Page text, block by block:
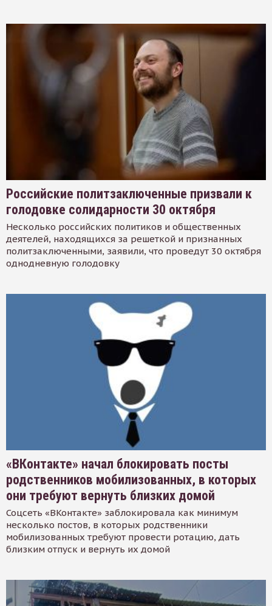
Российские политзаключенные призвали к
голодовке солидарности 30 октября
Несколько российских политиков и общественных
деятелей, находящихся за решеткой и признанных
политзаключенными, заявили, что проведут 30 октября
однодневную голодовку
«ВКонтакте» начал блокировать посты
родственников мобилизованных, в которых
они требуют вернуть близких домой
Соцсеть «ВКонтакте» заблокировала как минимум
несколько постов, в которых родственники
мобилизованных требуют провести ротацию, дать
близким отпуск и вернуть их домой